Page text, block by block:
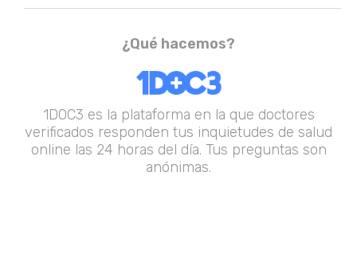
¿Qué hacemos?
1DOC3 es la plataforma en la que doctores
verificados responden tus inquietudes de salud
online las 24 horas del día. Tus preguntas son
anónimas.